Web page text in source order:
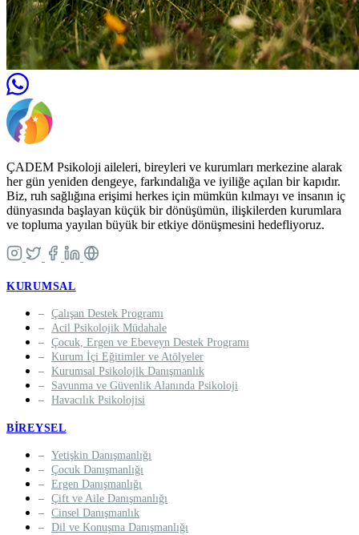
ÇADEM Psikoloji aileleri, bireyleri ve kurumları merkezine alarak
her gün yeniden dengeye, farkındalığa ve iyiliğe açılan bir kapıdır.
Biz, ruh sağlığına erişimi herkes için mümkün kılmayı ve insanın iç
dünyasında başlayan küçük bir dönüşümün, ilişkilerden kurumlara
ve topluma yayılan büyük bir etkiye dönüşmesini hedefliyoruz.
KURUMSAL
Çalışan Destek Programı
Acil Psikolojik Müdahale
Çocuk, Ergen ve Ebeveyn Destek Programı
Kurum İçi Eğitimler ve Atölyeler
Kurumsal Psikolojik Danışmanlık
Savunma ve Güvenlik Alanında Psikoloji
Havacılık Psikolojisi
BIREYSEL
Yetişkin Danışmanlığı
Çocuk Danışmanlığı
Ergen Danışmanlığı
Çift ve Aile Danışmanlığı
Cinsel Danışmanlık
Dil ve Konuşma Danışmanlığı